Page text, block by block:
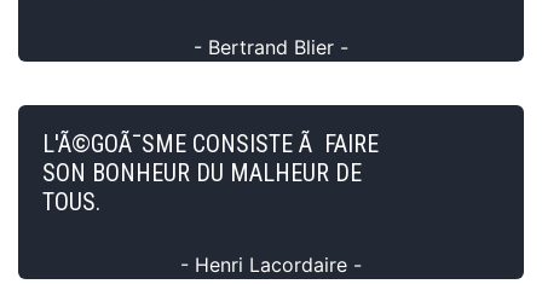
- Bertrand Blier -
L'Ã©GOÃ¯SME CONSISTE Ã FAIRE
SON BONHEUR DU MALHEUR DE
TOUS.
- Henri Lacordaire -